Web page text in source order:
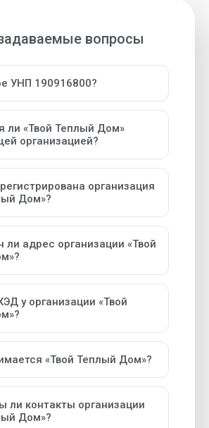
вопросы
УНП 190916800?
ли «Твой Теплый Дом»
организацией?
организация
Дом»?
ли адрес организации «Твой
у организации «Твой
«Твой Теплый Дом»?
ли контакты организации
Дом»?